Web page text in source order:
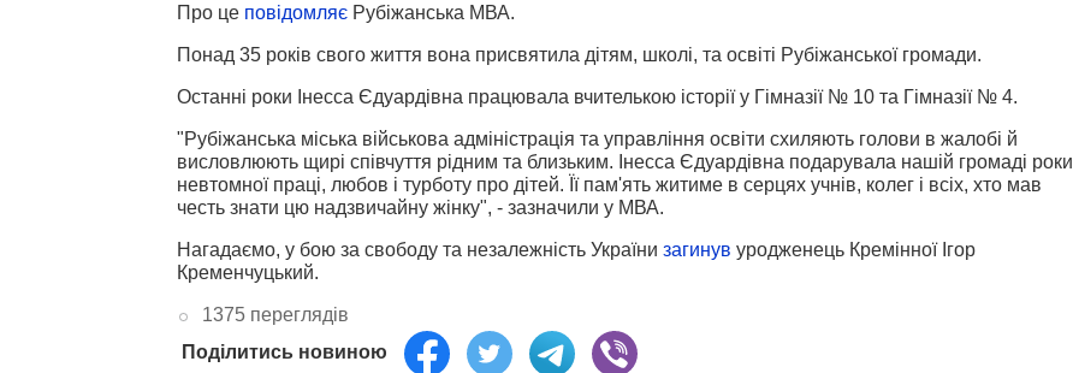
Про це повідомляє Рубіжанська МВА.
Понад 35 років свого життя вона присвятила дітям, школі, та освіті Рубіжанської громади.
Останні роки Інесса Єдуардівна працювала вчителькою історії у Гімназії № 10 та Гімназії № 4.
"Рубіжанська міська військова адміністрація та управління освіти схиляють голови в жалобі й
висловлюють щирі співчуття рідним та близьким. Інесса Єдуардівна подарувала нашій громаді роки
невтомної праці, любов і турботу про дітей. Її пам'ять житиме в серцях учнів, колег і всіх, хто мав
честь знати цю надзвичайну жінку", - зазначили у МВА.
Нагадаємо, у бою за свободу та незалежність України загинув уродженець Кремінної Ігор
Кременчуцький.
1375 переглядів
Поділитись новиною